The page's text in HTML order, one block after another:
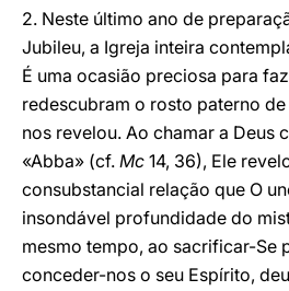
2. Neste último ano de
Jubileu, a Igreja inteira
É uma ocasião preciosa para
redescubram o rosto paterno
nos revelou. Ao chamar a Deus
«Abba» (cf. Mc 14, 36), Ele
consubstancial relação que O
insondável profundidade do
mesmo tempo, ao sacrificar-Se
conceder-nos o seu Espírito,